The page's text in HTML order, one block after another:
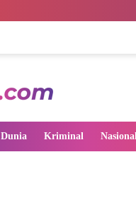
Dunia Kriminal